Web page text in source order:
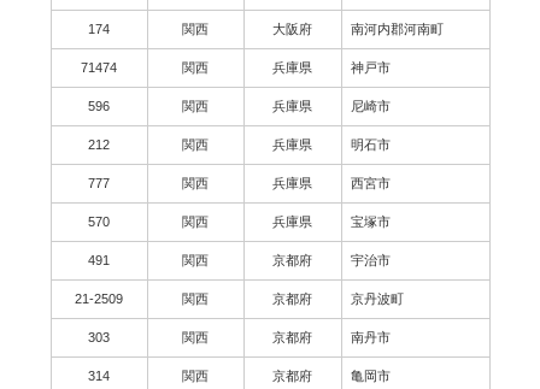
174 関西 大阪府 南河内郡河南町
71474 関西 兵庫県 神戸市
596 関西 兵庫県 尼崎市
212 関西 兵庫県 明石市
777 関西 兵庫県 西宮市
570 関西 兵庫県 宝塚市
491 関西 京都府 宇治市
21-2509 関西 京都府 京丹波町
303 関西 京都府 南丹市
314 関西 京都府 亀岡市